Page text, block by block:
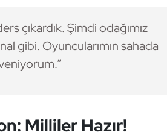
çıkardık. Şimdi odağımız
gibi. Oyuncularımın sahada
Milliler Hazır!